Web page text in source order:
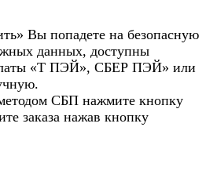
Вы попадете на безопасную
данных, доступны
«Т ПЭЙ», СБЕР ПЭЙ» или
СБП нажмите кнопку
заказа нажав кнопку